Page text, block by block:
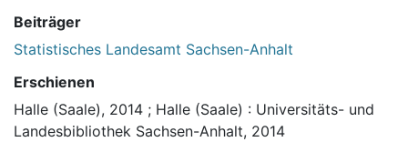
Beiträger
Statistisches Landesamt Sachsen-Anhalt
Erschienen
Halle (Saale), 2014 ; Halle (Saale) : Universitäts- und
Landesbibliothek Sachsen-Anhalt, 2014